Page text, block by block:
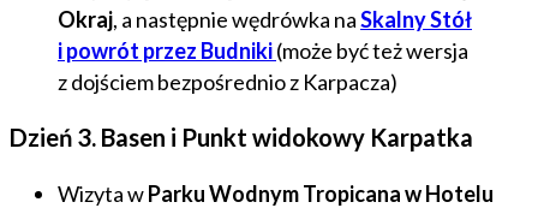
Okraj, a następnie wędrówka naSkalny Stół
i powrót przez Budniki(może być też wersja
z dojściem bezpośrednio z Karpacza)
Dzień 3. Basen i Punkt widokowy Karpatka
Wizyta wParku Wodnym Tropicana w Hotelu